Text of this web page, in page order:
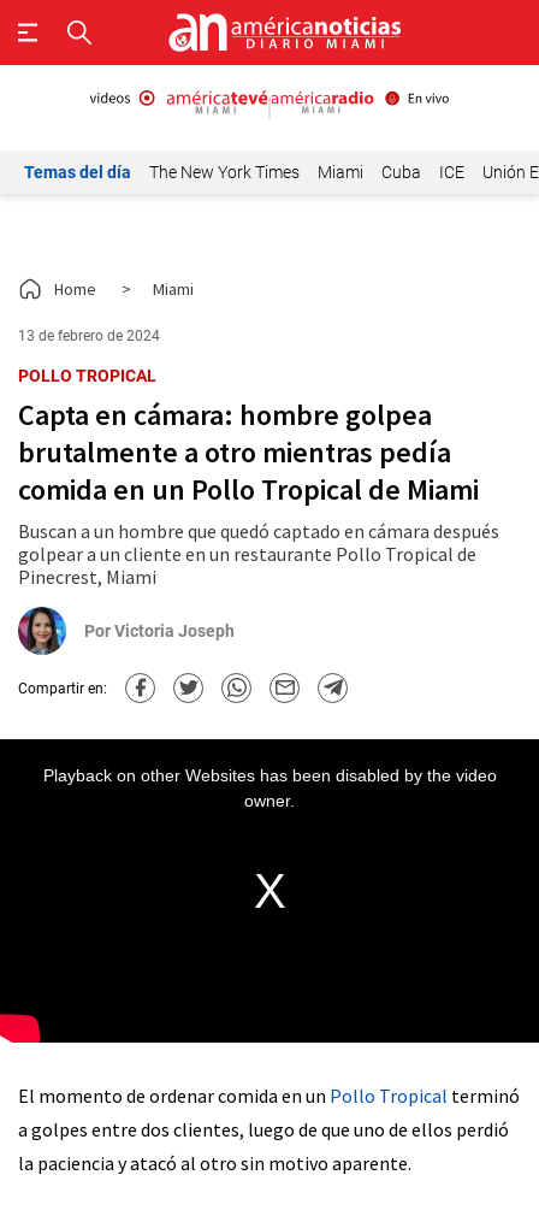
Temas del día The New York Times Miami Cuba ICE Unión
Home > Miami
13 de febrero de 2024
POLLO TROPICAL
Capta en cámara: hombre golpea
brutalmente a otro mientras pedía
comida en un Pollo Tropical de Miami
Buscan a un hombre que quedó captado en cámara después
golpear a un cliente en un restaurante Pollo Tropical de
Pinecrest, Miami
PorVictoria Joseph
Compartir en:
Playback on other Websites has been disabled by the video
owner.
El momento de ordenar comida en un Pollo Tropical terminó
a golpes entre dos clientes, luego de que uno de ellos perdió
la paciencia y atacó al otro sin motivo aparente.